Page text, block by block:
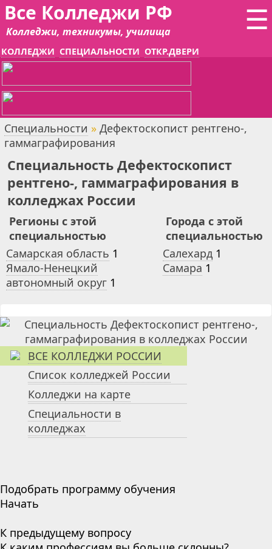
☰
Все Колледжи РФ
Колледжи, техникумы, училища
КОЛЛЕДЖИ СПЕЦИАЛЬНОСТИ ОТКР.ДВЕРИ
Специальности » Дефектоскопист рентгено-,
гаммаграфирования
Специальность Дефектоскопист
рентгено-, гаммаграфирования в
колледжах России
Регионы с этой
специальностью
Самарская область 1
Ямало-Ненецкий
автономный округ 1
Города с этой
специальностью
Салехард 1
Самара 1
ВСЕ КОЛЛЕДЖИ РОССИИ
Список колледжей России
Колледжи на карте
Специальности в
колледжах
Подобрать программу обучения
Начать
К предыдущему вопросу